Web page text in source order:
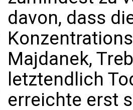
davon, dass
Majdanek,
letztendlich
erreichte erst